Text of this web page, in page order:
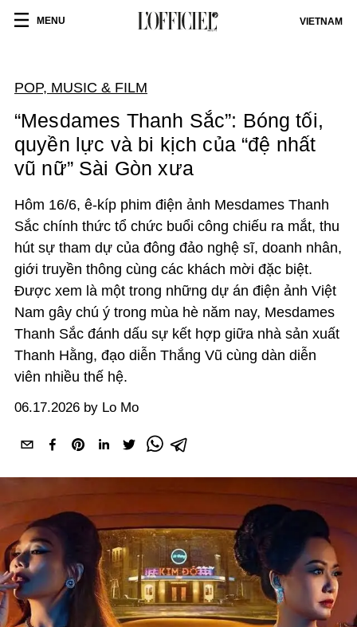
MENU VIETNAM
POP, MUSIC & FILM
“Mesdames Thanh Sắc”: Bóng tối,
quyền lực và bi kịch của “đệ nhất
vũ nữ” Sài Gòn xưa
Hôm 16/6, ê-kíp phim điện ảnh Mesdames Thanh
Sắc chính thức tổ chức buổi công chiếu ra mắt, thu
hút sự tham dự của đông đảo nghệ sĩ, doanh nhân,
giới truyền thông cùng các khách mời đặc biệt.
Được xem là một trong những dự án điện ảnh Việt
Nam gây chú ý trong mùa hè năm nay, Mesdames
Thanh Sắc đánh dấu sự kết hợp giữa nhà sản xuất
Thanh Hằng, đạo diễn Thắng Vũ cùng dàn diễn
viên nhiều thế hệ.
06.17.2026 by Lo Mo